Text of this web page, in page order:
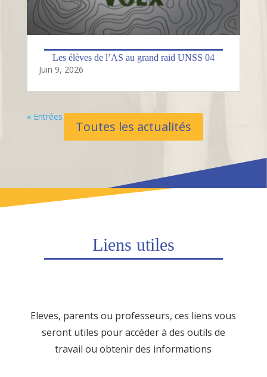
Les élèves de l’AS au grand raid UNSS 04
Juin 9, 2026
« Entrées Plus Anciennes
Toutes les actualités
Liens utiles
Eleves, parents ou professeurs, ces liens vous
seront utiles pour accéder à des outils de
travail ou obtenir des informations